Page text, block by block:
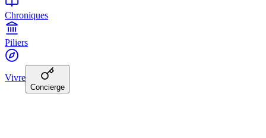
Chroniques
Piliers
Vivre
Concierge